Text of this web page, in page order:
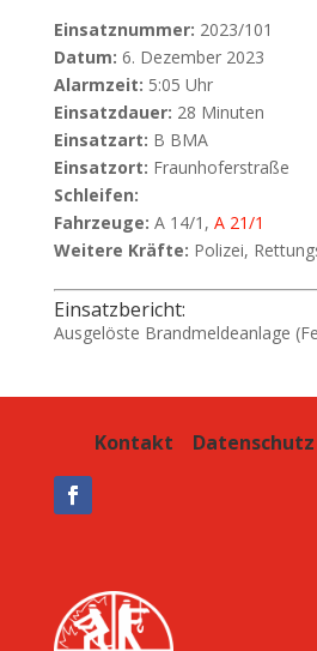
Einsatznummer: 2023/101
Datum: 6. Dezember 2023
Alarmzeit: 5:05 Uhr
Einsatzdauer: 28 Minuten
Einsatzart: B BMA
Einsatzort: Fraunhoferstraße
Schleifen:
Fahrzeuge: A 14/1, A 21/1
Weitere Kräfte: Polizei,
Einsatzbericht:
Ausgelöste Brandmeldeanlage
Kontakt Datenschutz